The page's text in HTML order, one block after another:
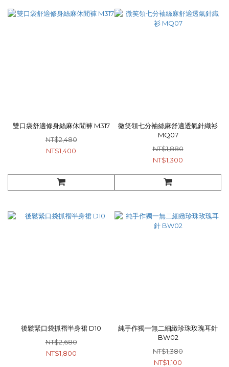
雙口袋舒適修身絲麻休閒褲 M317
NT$2,480
NT$1,400
微笑領七分袖絲麻舒適透氣針織衫
MQ07
NT$1,880
NT$1,300
後鬆緊口袋抓褶半身裙 D10
NT$2,680
NT$1,800
純手作獨一無二細緻珍珠玫瑰耳針
BW02
NT$1,380
NT$1,100